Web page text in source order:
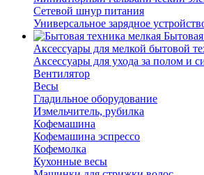
Сетевой шнур питания
Универсальное зарядное
Аксессуары для мелкой бытовой
Аксессуары для ухода за полом и
Вентилятор
Весы
Гладильное оборудование
Измельчитель, рубилка
Кофемашина
Кофемашина эспрессо
Кофемолка
Кухонные весы